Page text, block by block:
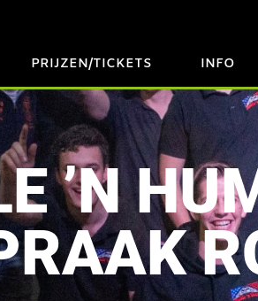
PRIJZEN/TICKETS INFO
’N